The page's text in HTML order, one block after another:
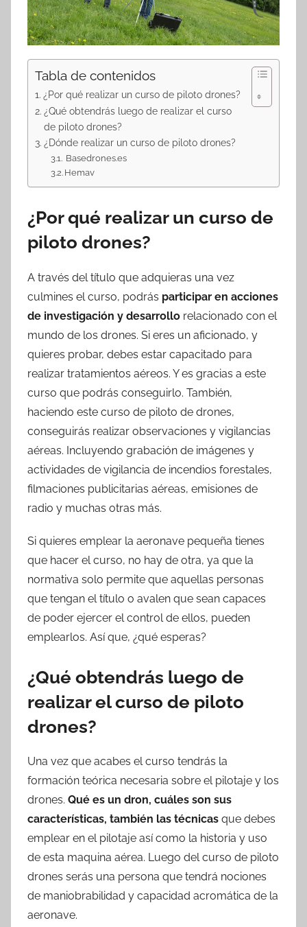
Tabla de contenidos
¿Por qué realizar un curso de piloto drones?
¿Qué obtendrás luego de realizar el curso
de piloto drones?
¿Dónde realizar un curso de piloto drones?
Basedrones.es
Hemav
¿Por qué realizar un curso de
piloto drones?
A través del título que adquieras una vez
culmines el curso, podrás participar en acciones
de investigación y desarrollo relacionado con el
mundo de los drones. Si eres un aficionado, y
quieres probar, debes estar capacitado para
realizar tratamientos aéreos. Y es gracias a este
curso que podrás conseguirlo. También,
haciendo este curso de piloto de drones,
conseguirás realizar observaciones y vigilancias
aéreas. Incluyendo grabación de imágenes y
actividades de vigilancia de incendios forestales,
filmaciones publicitarias aéreas, emisiones de
radio y muchas otras más.
Si quieres emplear la aeronave pequeña tienes
que hacer el curso, no hay de otra, ya que la
normativa solo permite que aquellas personas
que tengan el título o avalen que sean capaces
de poder ejercer el control de ellos, pueden
emplearlos. Así que, ¿qué esperas?
¿Qué obtendrás luego de
realizar el curso de piloto
drones?
Una vez que acabes el curso tendrás la
formación teórica necesaria sobre el pilotaje y los
drones. Qué es un dron, cuáles son sus
características, también las técnicas que debes
emplear en el pilotaje así como la historia y uso
de esta maquina aérea. Luego del curso de piloto
drones serás una persona que tendrá nociones
de maniobrabilidad y capacidad acromática de la
aeronave.